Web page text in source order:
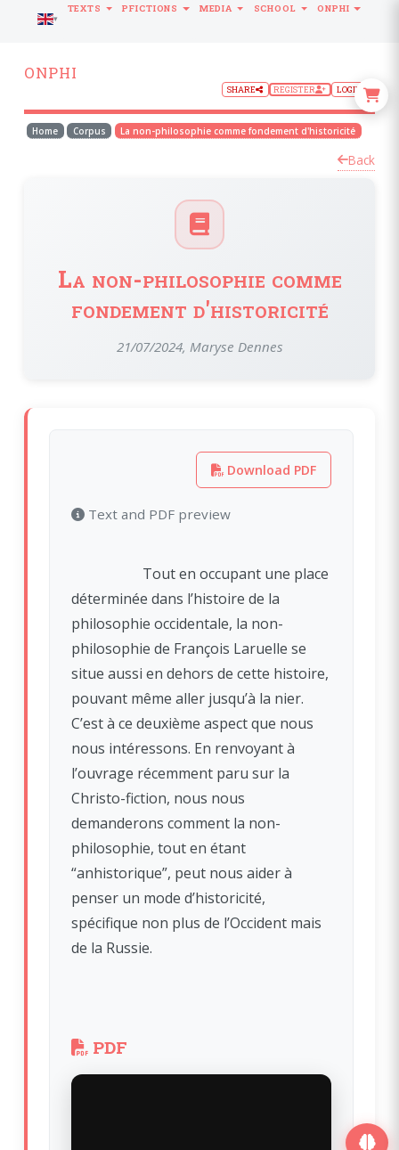
ONPHI
SHARE REGISTER LOGIN
Home Corpus La non-philosophie comme fondement d'historicité
Back
La non-philosophie comme
fondement d'historicité
21/07/2024, Maryse Dennes
Download PDF(opens in a
Text and PDF preview
déterminée dans l’histoire de la
philosophie occidentale, la non-
philosophie de François Laruelle se
situe aussi en dehors de cette histoire,
pouvant même aller jusqu’à la nier.
C’est à ce deuxième aspect que nous
nous intéressons. En renvoyant à
l’ouvrage récemment paru sur la
Christo-fiction, nous nous
demanderons comment la non-
philosophie, tout en étant
“anhistorique”, peut nous aider à
penser un mode d’historicité,
spécifique non plus de l’Occident mais
de la Russie.
PDF
LANGUAGE
TEXTS PFICTIONS MEDIA SCHOOL ONPHI